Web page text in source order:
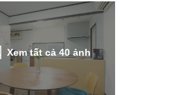
Xem tất cả40 ảnh